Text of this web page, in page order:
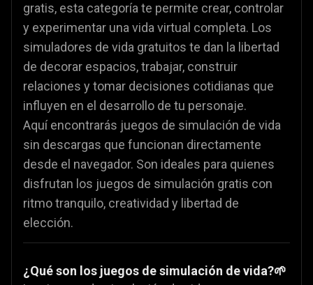
gratis, esta categoría te permite crear, controlar
y experimentar una vida virtual completa. Los
simuladores de vida gratuitos te dan la libertad
de decorar espacios, trabajar, construir
relaciones y tomar decisiones cotidianas que
influyen en el desarrollo de tu personaje.
Aquí encontrarás juegos de simulación de vida
sin descargas que funcionan directamente
desde el navegador. Son ideales para quienes
disfrutan los juegos de simulación gratis con
ritmo tranquilo, creatividad y libertad de
elección.
¿Qué son los juegos de simulación de vida?🌱